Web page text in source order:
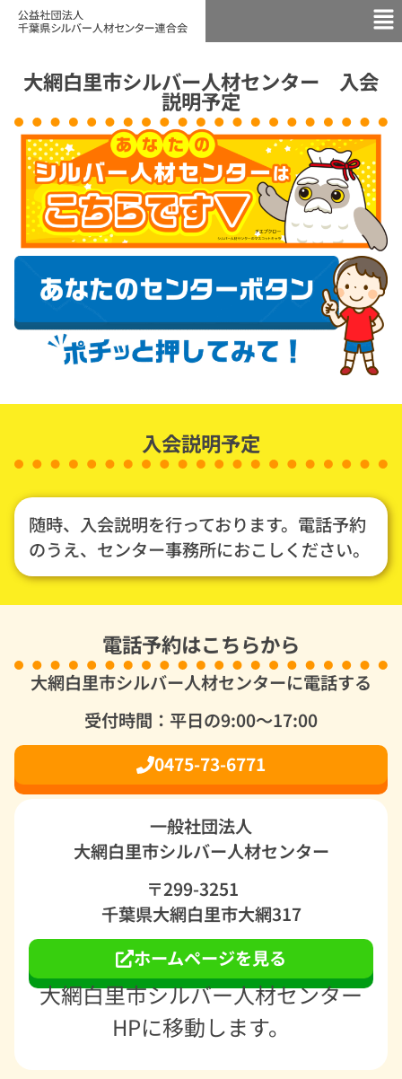
大網白里市シルバー人材センター 入会
説明予定
入会説明予定
随時、入会説明を行っております。電話予約
のうえ、センター事務所におこしください。
電話予約はこちらから
大網白里市シルバー人材センターに電話する
受付時間：平日の9:00～17:00
0475-73-6771
一般社団法人
大網白里市シルバー人材センター
〒299-3251
千葉県大網白里市大網317
ホームページを見る
大網白里市シルバー人材センター
HPに移動します。